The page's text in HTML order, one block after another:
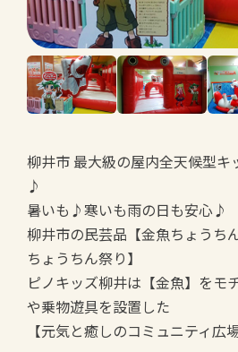
柳井市 最大級の屋内全天候型キ
♪
暑いも♪寒いも雨の日も安心♪
柳井市の民芸品【金魚ちょうち
ちょうちん祭り】
ピノキッズ柳井は【金魚】をモ
や乗物遊具を設置した
【元気と癒しのコミュニティ広